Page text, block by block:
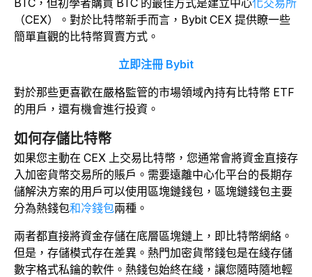
（CEX）。 對於比特幣新手而言，Bybit CEX 提供瞭一些
簡單直觀的比特幣買賣方式。
立即注冊 Bybit
對於那些更喜歡在嚴格監管的市場領域內持有比特幣 ETF
的用戶，還有機會進行投資。
如何存儲比特幣
如果您主動在 CEX 上交易比特幣，您通常會將資金直接存
入加密貨幣交易所的賬戶。需要遠離中心化平台的長期存
儲解決方案的用戶可以使用區塊鏈錢包，區塊鏈錢包主要
分為熱錢包和冷錢包兩種。
兩者都直接將資金存儲在底層區塊鏈上，即比特幣網絡。
但是，存儲模式存在差異。熱門加密貨幣錢包是在綫存儲
數字格式私鑰的軟件。 熱錢包始終在綫，讓您隨時隨地輕